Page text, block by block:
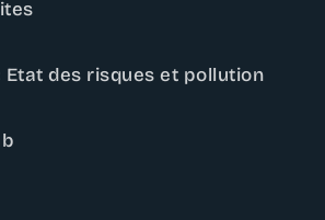
Etat des risques et pollution